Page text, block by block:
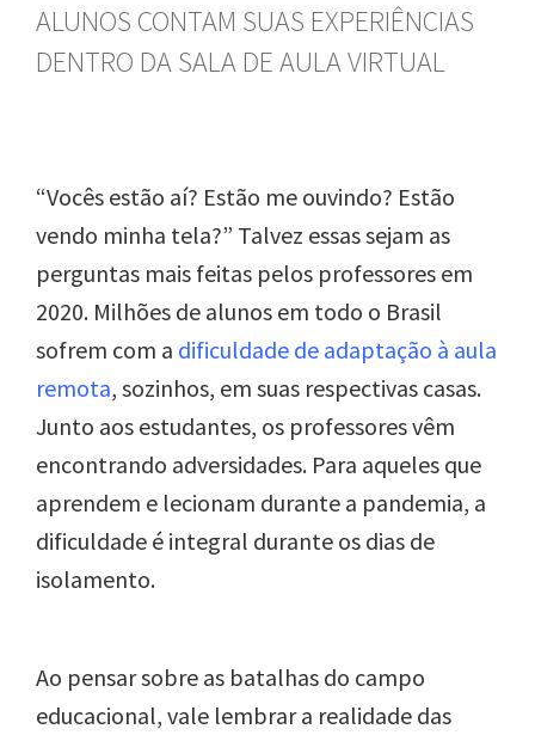
ALUNOS CONTAM SUAS EXPERIÊNCIAS
DENTRO DA SALA DE AULA VIRTUAL
“Vocês estão aí? Estão me ouvindo? Estão
vendo minha tela?” Talvez essas sejam as
perguntas mais feitas pelos professores em
2020. Milhões de alunos em todo o Brasil
sofrem com a dificuldade de adaptação à aula
remota, sozinhos, em suas respectivas casas.
Junto aos estudantes, os professores vêm
encontrando adversidades. Para aqueles que
aprendem e lecionam durante a pandemia, a
dificuldade é integral durante os dias de
isolamento.
Ao pensar sobre as batalhas do campo
educacional, vale lembrar a realidade das